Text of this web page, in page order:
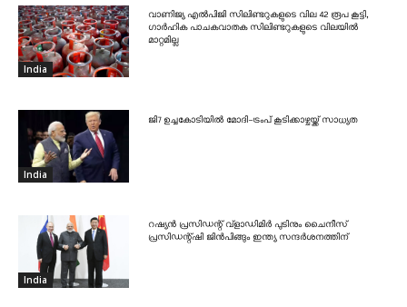
India
വാണിജ്യ എൽപിജി സിലിണ്ടറുകളുടെ വില 42 രൂപ കൂട്ടി,
ഗാർഹിക പാചകവാതക സിലിണ്ടറുകളുടെ വിലയിൽ
മാറ്റമില്ല
India
ജി7 ഉച്ചകോടിയിൽ മോദി-ട്രംപ് കൂടിക്കാഴ്ചയ്ക്ക് സാധ്യത
India
റഷ്യൻ പ്രസിഡന്റ് വ്‌ളാഡിമിർ പുടിനും ചൈനീസ്
പ്രസിഡന്റ്ഷി ജിൻപിങ്ങും ഇന്ത്യ സന്ദർശനത്തിന്